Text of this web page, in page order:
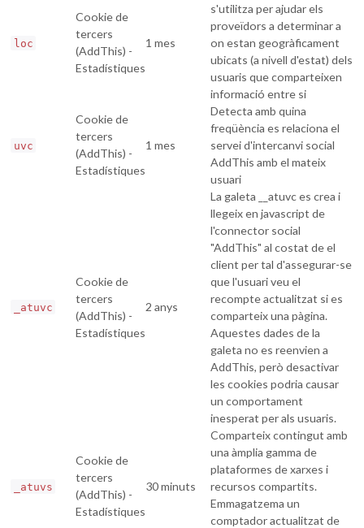
loc
Cookie de
tercers
(AddThis) -
Estadístiques
1 mes
s'utilitza per ajudar els
proveïdors a determinar a
on estan geogràficament
ubicats (a nivell d'estat) dels
usuaris que comparteixen
informació entre si
uvc
Cookie de
tercers
(AddThis) -
Estadístiques
1 mes
Detecta amb quina
freqüència es relaciona el
servei d'intercanvi social
AddThis amb el mateix
usuari
_atuvc
Cookie de
tercers
(AddThis) -
Estadístiques
2 anys
La galeta __atuvc es crea i
llegeix en javascript de
l'connector social
"AddThis" al costat de el
client per tal d'assegurar-se
que l'usuari veu el
recompte actualitzat si es
comparteix una pàgina.
Aquestes dades de la
galeta no es reenvien a
AddThis, però desactivar
les cookies podria causar
un comportament
inesperat per als usuaris.
_atuvs
Cookie de
tercers
(AddThis) -
Estadístiques
30 minuts
Comparteix contingut amb
una àmplia gamma de
plataformes de xarxes i
recursos compartits.
Emmagatzema un
comptador actualitzat de